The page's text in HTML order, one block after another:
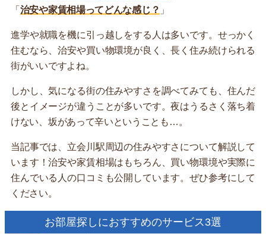
「 治安や家賃相場ってどんな感じ？ 」
進学や就職を機に引っ越しをする人は多いです。せっかく
住むなら、治安や買い物環境が良く、長く住み続けられる
街がいいですよね。
しかし、気になる街の住みやすさを調べてみても、住んだ
後とイメージが違うことが多いです。夜はうるさく落ち着
けない、坂があって辛いということも…。
当記事では、立会川駅周辺の住みやすさについて解説して
います！治安や家賃相場はもちろん、買い物環境や実際に
住んでいる人の口コミも公開しています。ぜひ参考にして
ください。
お部屋探しにおすすめのサービス3選